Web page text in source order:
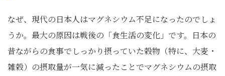
なぜ、現代の日本人はマグネシウム不足になったのでしょ
うか。最大の原因は戦後の「食生活の変化」です。日本の
昔ながらの食事でしっかり摂っていた穀物（特に、大麦・
雑穀）の摂取量が一気に減ったことでマグネシウムの摂取